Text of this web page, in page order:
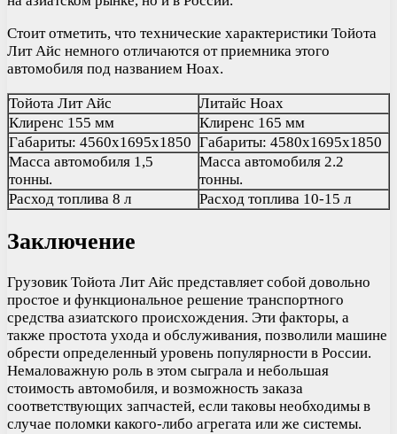
Стоит отметить, что технические характеристики Тойота
Лит Айс немного отличаются от приемника этого
автомобиля под названием Ноах.
Тойота Лит Айс
Литайс Ноах
Клиренс 155 мм
Клиренс 165 мм
Габариты: 4560х1695х1850 Габариты: 4580х1695х1850
Масса автомобиля 1,5
тонны.
Масса автомобиля 2.2
тонны.
Расход топлива 8 л
Расход топлива 10-15 л
Заключение
Грузовик Тойота Лит Айс представляет собой довольно
простое и функциональное решение транспортного
средства азиатского происхождения. Эти факторы, а
также простота ухода и обслуживания, позволили машине
обрести определенный уровень популярности в России.
Немаловажную роль в этом сыграла и небольшая
стоимость автомобиля, и возможность заказа
соответствующих запчастей, если таковы необходимы в
случае поломки какого-либо агрегата или же системы.